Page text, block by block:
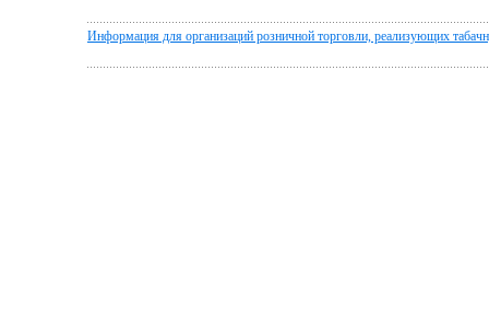
Информация для организаций розничной торговли, реализующих